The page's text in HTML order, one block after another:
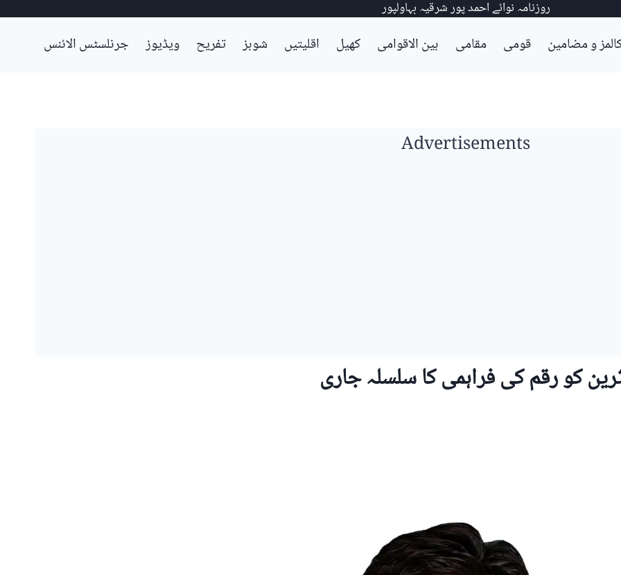
روزنامہ نوائے احمد پور شرقیہ بہاولپور
و مضامین قومی مقامی بین الاقوامی کھیل اقلیتیں شوبز تفریح ویڈیوز جرنلسٹس الائنس
Advertisements
کو رقم کی فراہمی کا سلسلہ جاری